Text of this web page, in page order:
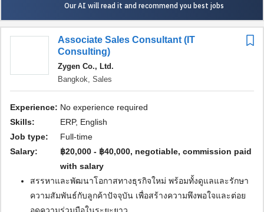
Our AI will read it and recommend you best jobs
Associate Sales Consultant (IT
Consulting)
Zygen Co., Ltd.
Bangkok, Sales
Experience:
No experience required
Skills:
ERP, English
Job type:
Full-time
Salary:
฿20,000 - ฿40,000, negotiable, commission paid
with salary
สรรหาและพัฒนาโอกาสทางธุรกิจใหม่ พร้อมทั้งดูแลและรักษา
ความสัมพันธ์กับลูกค้าปัจจุบัน เพื่อสร้างความพึงพอใจและต่อย